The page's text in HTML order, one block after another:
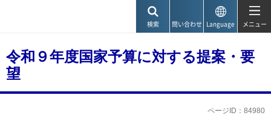
検索 問い合わせ Language メニュー
令和９年度国家予算に対する提案・要
望
ページID：84980